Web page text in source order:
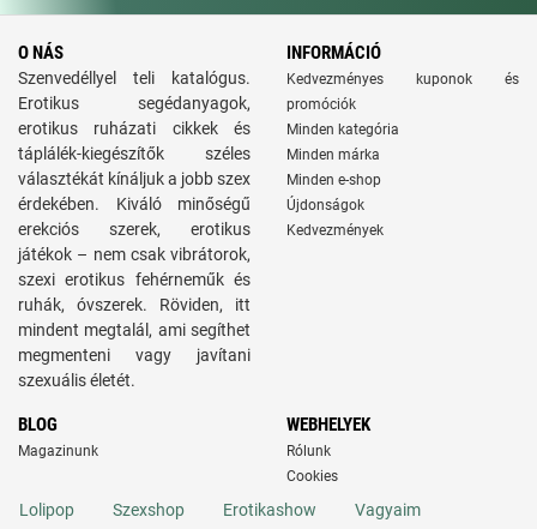
O NÁS
Szenvedéllyel teli katalógus.
Erotikus segédanyagok,
erotikus ruházati cikkek és
táplálék-kiegészítők széles
választékát kínáljuk a jobb szex
érdekében. Kiváló minőségű
erekciós szerek, erotikus
játékok – nem csak vibrátorok,
szexi erotikus fehérneműk és
ruhák, óvszerek. Röviden, itt
mindent megtalál, ami segíthet
megmenteni vagy javítani
szexuális életét.
INFORMÁCIÓ
Kedvezményes kuponok és
promóciók
Minden kategória
Minden márka
Minden e-shop
Újdonságok
Kedvezmények
BLOG
Magazinunk
WEBHELYEK
Rólunk
Cookies
Lolipop Szexshop Erotikashow Vagyaim